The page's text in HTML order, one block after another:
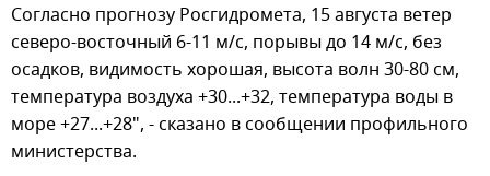
Согласно прогнозу Росгидромета, 15 августа ветер
северо-восточный 6-11 м/с, порывы до 14 м/с, без
осадков, видимость хорошая, высота волн 30-80 см,
температура воздуха +30...+32, температура воды в
море +27...+28", - сказано в сообщении профильного
министерства.